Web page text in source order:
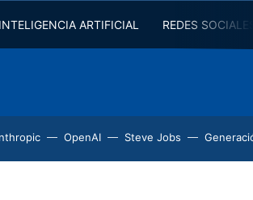
INTELIGENCIA ARTIFICIAL REDES
DE OpenAI Steve Jobs